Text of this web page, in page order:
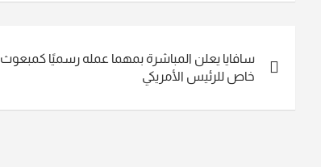
المقالات
سافايا يعلن المباشرة بمهما عمله رسميًا كمبعوث
خاص للرئيس الأمريكي